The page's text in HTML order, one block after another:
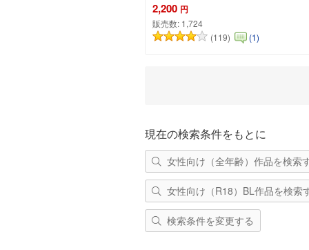
2,200 円
販売数: 1,724
(119)
(1)
カートに追加
現在の検索条件をもとに
女性向け（全年齢）作品を検索
女性向け（R18）BL作品を検索
検索条件を変更する